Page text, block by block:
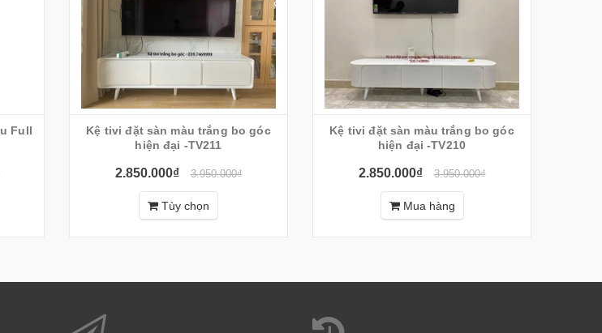
Kệ tivi đặt sàn màu trắng bo góc
hiện đại -TV211
2.850.000₫ 3.950.000₫
Tùy chọn
Kệ tivi đặt sàn màu trắng bo góc
hiện đại -TV210
2.850.000₫ 3.950.000₫
Mua hàng